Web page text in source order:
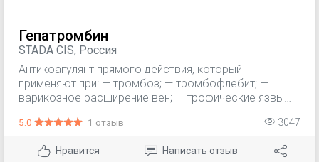
Гепатромбин
STADA CIS, Россия
Антикоагулянт прямого действия, который
применяют при: — тромбоз; — тромбофлебит; —
варикозное расширение вен; — трофические язвы
тендовагинит; — воспалительные инфильтраты.
5.0 1 отзыв 3047
Нравится Написать отзыв